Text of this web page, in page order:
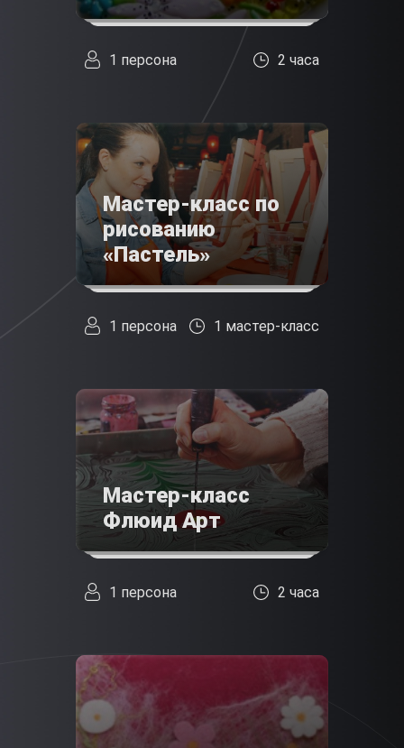
1 персона 2 часа
Мастер-класс по
рисованию
«Пастель»
1 персона 1 мастер-класс
Мастер-класс
Флюид Арт
1 персона 2 часа